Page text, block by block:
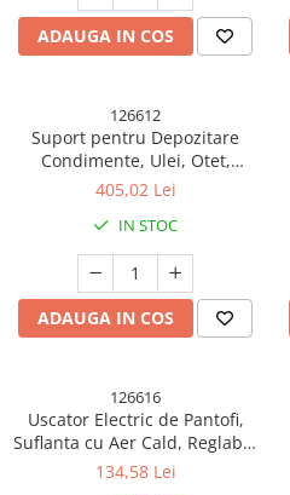
ADAUGA IN COS
126612
Suport pentru Depozitare
Condimente, Ulei, Otet,
Montare pe Perete din 12
Bucatarie, 31 x 21.9 x 31.5cm,
Alb
405,02 Lei
IN STOC
ADAUGA IN COS
126616
Uscator Electric de Pantofi,
Suflanta cu Aer Cald, Reglabil,
Silentios, Tensiune 220V,
134,58 Lei